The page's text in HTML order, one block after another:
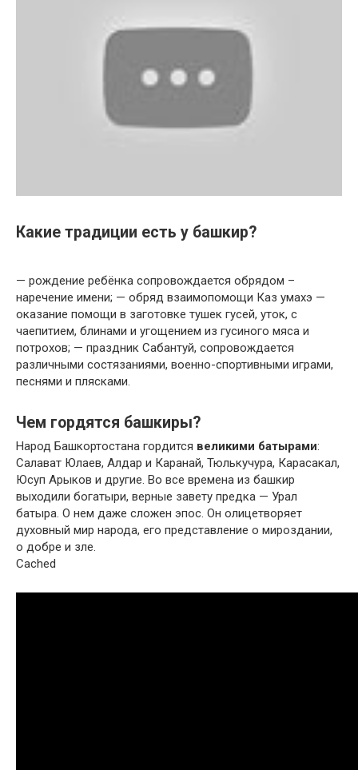
Какие традиции есть у башкир?
— рождение ребёнка сопровождается обрядом –
наречение имени; — обряд взаимопомощи Каз умахэ —
оказание помощи в заготовке тушек гусей, уток, с
чаепитием, блинами и угощением из гусиного мяса и
потрохов; — праздник Сабантуй, сопровождается
различными состязаниями, военно-спортивными играми,
песнями и плясками.
Чем гордятся башкиры?
Народ Башкортостана гордится великими батырами:
Салават Юлаев, Алдар и Каранай, Тюлькучура, Карасакал,
Юсуп Арыков и другие. Во все времена из башкир
выходили богатыри, верные завету предка — Урал
батыра. О нем даже сложен эпос. Он олицетворяет
духовный мир народа, его представление о мироздании,
о добре и зле.
Cached